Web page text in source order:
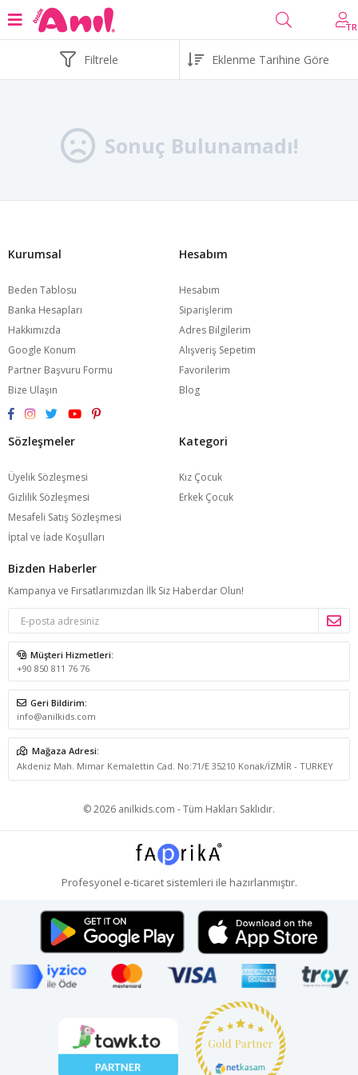
TR
Filtrele
Sonuç Bulunamadı!
Kurumsal
Beden Tablosu
Banka Hesapları
Hakkımızda
Google Konum
Partner Başvuru Formu
Bize Ulaşın
Hesabım
Hesabım
Siparişlerim
Adres Bilgilerim
Alışveriş Sepetim
Favorilerim
Blog
Sözleşmeler
Üyelik Sözleşmesi
Gizlilik Sözleşmesi
Mesafeli Satış Sözleşmesi
İptal ve İade Koşulları
Kategori
Kız Çocuk
Erkek Çocuk
Bizden Haberler
Kampanya ve Fırsatlarımızdan İlk Siz Haberdar Olun!
Müşteri Hizmetleri:
+90 850 811 76 76
Geri Bildirim:
info@anilkids.com
Mağaza Adresi:
Akdeniz Mah. Mimar Kemalettin Cad. No:71/E 35210 Konak/İZMİR - TURKEY
© 2026 anilkids.com - Tüm Hakları Saklıdır.
Profesyonel e-ticaretsistemleri ile hazırlanmıştır.